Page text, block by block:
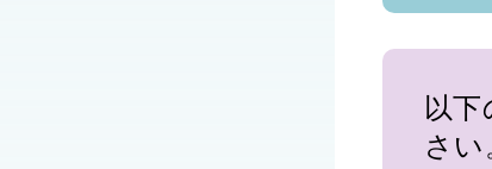
以
さい